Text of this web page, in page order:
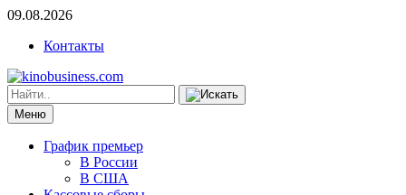
09.08.2026
Контакты
Меню
График премьер
В России
В США